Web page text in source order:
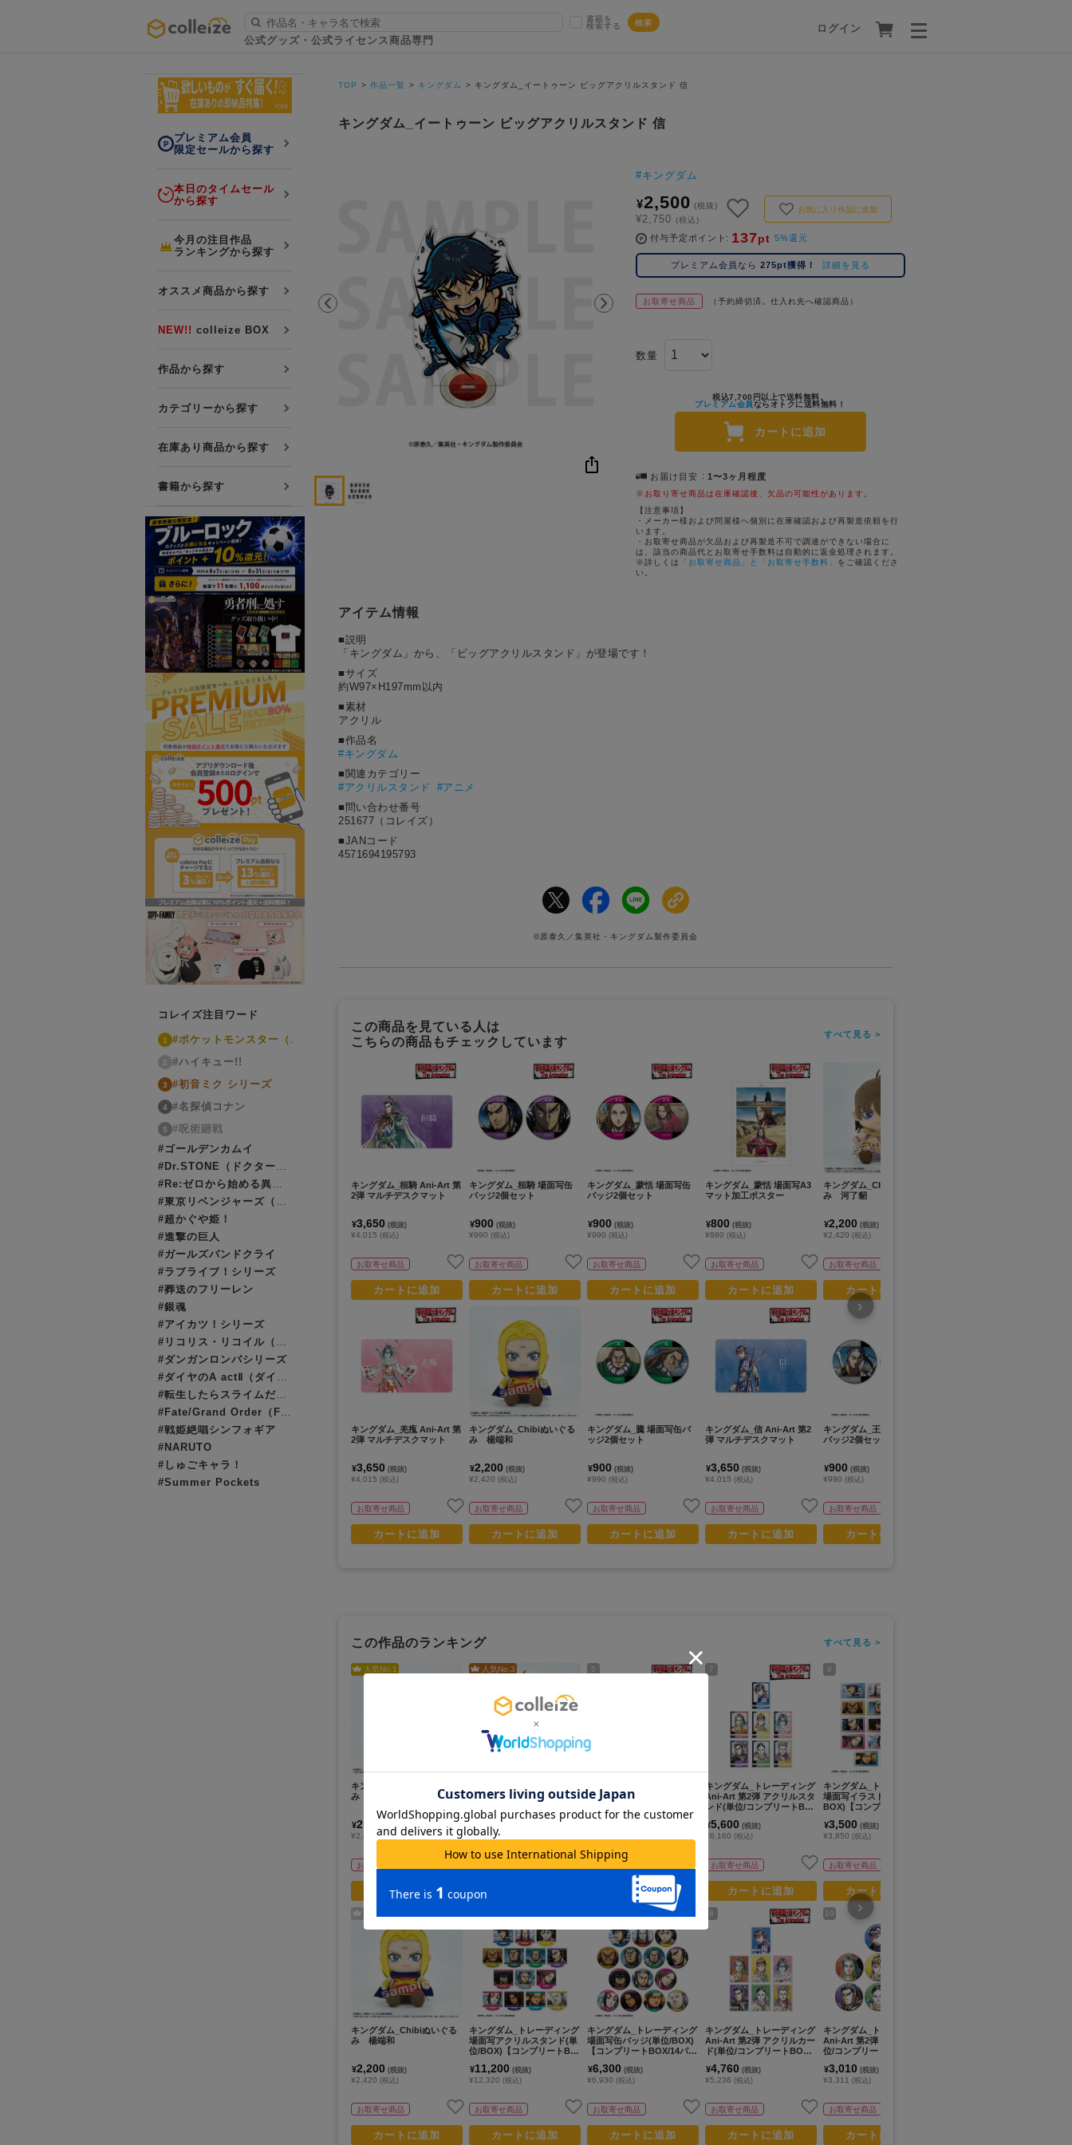
公式グッズ・公式ライセンス商品専門
書籍を
検索する
検索 ログイン
ログイン・会員登録
初回アプリ利用限定！500ptプレ
詳細
「お取寄せ商品」と「お取寄せ手数料」
プレミアム会員について
プレミアム会員
限定セールから探す
本日のタイムセール
から探す
今月の注目作品
ランキングから探す
オススメ商品から探す
NEW!! colleize BOX
作品から探す
カテゴリーから探す
在庫あり商品から探す
書籍から探す
コレイズ注目ワード
1 #ポケットモンスター（ポケモン）
2 #ハイキュー!!
3 #初音ミク シリーズ
4 #名探偵コナン
5
#呪術廻戦
#ゴールデンカムイ
#Dr.STONE（ドクターストーン）
#Re:ゼロから始める異世界生活（リゼロ）
#東京リベンジャーズ（東リベ）
#超かぐや姫！
#進撃の巨人
#ガールズバンドクライ
#ラブライブ！シリーズ
#葬送のフリーレン
#銀魂
#アイカツ！シリーズ
#リコリス・リコイル（リコリコ）
#ダンガンロンパシリーズ
#ダイヤのA actⅡ（ダイヤのエース）
#転生したらスライムだった件（転スラ）
#Fate/Grand Order（FGO）
#戦姫絶唱シンフォギア
#NARUTO
#しゅごキャラ！
#Summer Pockets
TOP 作品一覧 キングダム キングダム_イートゥーン ビッグアクリルスタンド 信
キングダム_イートゥーン ビッグアクリルスタンド 信
#キングダム
¥2,500 (税抜)
¥2,750 (税込)
お気に入り作品に追加
付与予定ポイント 137pt 5%還元
プレミアム会員なら 275pt獲得！ 詳細を見る
お取寄せ商品 （予約締切済。仕入れ先へ確認商品）
数量
税込7,700円以上で送料無料。
プレミアム会員ならオトクに送料無料！
カートに追加
お届け目安 1〜3ヶ月程度
※お取り寄せ商品は在庫確認後、欠品の可能性があります。
【注意事項】
・メーカー様および問屋様へ個別に在庫確認および再製造依頼を行
います。
・お取寄せ商品が欠品および再製造不可で調達ができない場合に
は、該当の商品代とお取寄せ手数料は自動的に返金処理されます。
※詳しくは
「お取寄せ商品」と「お取寄せ手数料」
をご確認くださ
い。
アイテム情報
■説明
「キングダム」から、「ビッグアクリルスタンド」が登場です！
■サイズ
約W97×H197mm以内
■素材
アクリル
■作品名
#キングダム
■関連カテゴリー
#アクリルスタンド
#アニメ
■問い合わせ番号
251677（コレイズ）
■JANコード
4571694195793
©原泰久／集英社・キングダム製作委員会
この商品を見ている人は
こちらの商品もチェックしています
すべて見る >
キングダム_桓騎 Ani-Art 第
2弾 マルチデスクマット
¥3,650 (税抜)
¥4,015(税込)
お取寄せ商品
カートに追加
キングダム_羌瘣 Ani-Art 第
2弾 マルチデスクマット
¥3,650 (税抜)
¥4,015(税込)
お取寄せ商品
カートに追加
キングダム_桓騎 場面写缶
バッジ2個セット
¥900 (税抜)
¥990(税込)
お取寄せ商品
カートに追加
キングダム_Chibiぬいぐる
み 楊端和
¥2,200 (税抜)
¥2,420(税込)
お取寄せ商品
カートに追加
キングダム_蒙恬 場面写缶
バッジ2個セット
¥900 (税抜)
¥990 (税込)
お取寄せ商品
カートに追加
キングダム_騰 場面写缶バ
ッジ2個セット
¥900 (税抜)
¥990 (税込)
お取寄せ商品
カートに追加
キングダム_蒙恬 場面写A3
マット加工ポスター
¥800 (税抜)
¥880 (税込)
お取寄せ商品
カートに追加
キングダム_信 Ani-Art 第2
弾 マルチデスクマット
¥3,650 (税抜)
¥4,015 (税込)
お取寄せ商品
カートに追加
キングダム_Chibiぬいぐる
み 河了貂
¥2,200 (税抜)
¥2,420 (税込)
お取寄せ商品
カートに追加
キングダム_王賁 場面写缶
バッジ2個セット
¥900 (税抜)
¥990 (税込)
お取寄せ商品
カートに追加
›
この作品のランキング すべて見る >
人気No.1
キングダム_Chibiぬいぐる
み 李牧
¥2,200 (税抜)
¥2,420(税込)
お取寄せ商品
カートに追加
キングダム_Chibiぬいぐる
み 楊端和
¥2,200 (税抜)
¥2,420(税込)
お取寄せ商品
カートに追加
人気No.3
み 河了貂
¥2,200
¥2,420(税込)
キングダム_トレーディング
場面写アクリルスタンド(単
位/BOX)【コンプリートBO
¥11,200 (税抜)
¥12,320(税込)
お取寄せ商品
カートに追加
5
場面写カードステッカー(単
X/14パック入り】
カートに追加
キングダム_トレーディング
場面写缶バッジ(単位/BOX)
【コンプリートBOX/14パッ
¥6,300 (税抜)
¥6,930 (税込)
お取寄せ商品
カートに追加
7
キングダム_トレーディング
Ani-Art 第2弾 アクリルスタ
ンド(単位/コンプリートBO
¥5,600 (税抜)
¥6,160 (税込)
お取寄せ商品
カートに追加
8
キングダム_トレーディング
Ani-Art 第2弾 アクリルカー
ド(単位/コンプリートBOX/7
¥4,760 (税抜)
¥5,236 (税込)
お取寄せ商品
カートに追加
9
キングダム_トレーディング
場面写イラストカード(単位/
BOX)【コンプリートBOX/1
¥3,500 (税抜)
¥3,850 (税込)
お取寄せ商品
カートに追加
10
キングダム_トレーディング
Ani-Art 第2弾 缶バッジ(単
位/コンプリートBOX/7パッ
¥3,010 (税抜)
¥3,311 (税込)
お取寄せ商品
カートに追加
›